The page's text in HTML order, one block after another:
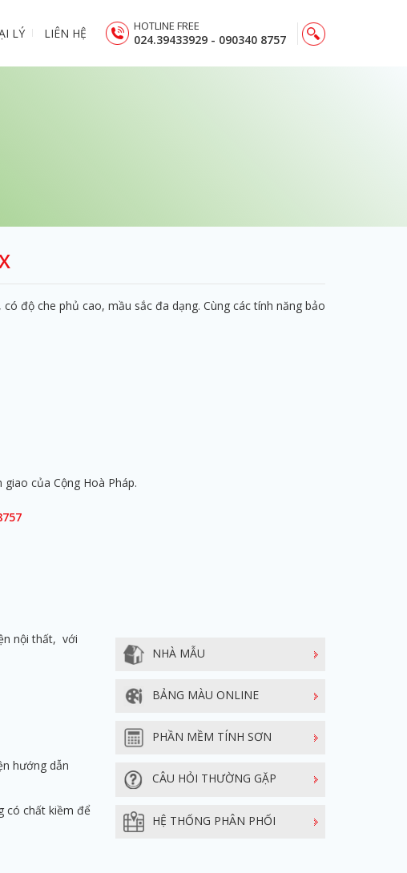
LÝ LIÊN HỆ HOTLINE FREE
024.39433929 - 090340 8757
độ che phủ cao, mầu sắc đa dạng. Cùng các tính năng bảo
giao của Cộng Hoà Pháp.
nội thất, với
hướng dẫn
có chất kiềm để
NHÀ MẪU
BẢNG MÀU ONLINE
PHẦN MỀM TÍNH SƠN
CÂU HỎI THƯỜNG GẶP
HỆ THỐNG PHÂN PHỐI